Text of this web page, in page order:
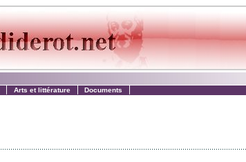
Arts et littérature Documents